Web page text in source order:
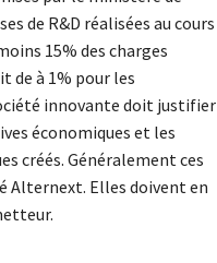
de R&D réalisées au cours
15% des charges
de à 1% pour les
innovante doit justifier
économiques et les
créés. Généralement ces
Alternext. Elles doivent en